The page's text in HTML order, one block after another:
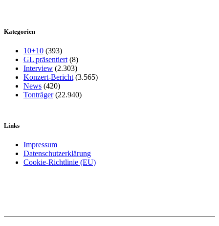
Kategorien
10+10 (393)
GL präsentiert (8)
Interview (2.303)
Konzert-Bericht (3.565)
News (420)
Tonträger(22.940)
Links
Impressum
Datenschutzerklärung
Cookie-Richtlinie (EU)